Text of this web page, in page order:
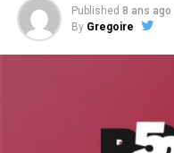
Published 8 ans ago
By Gregoire